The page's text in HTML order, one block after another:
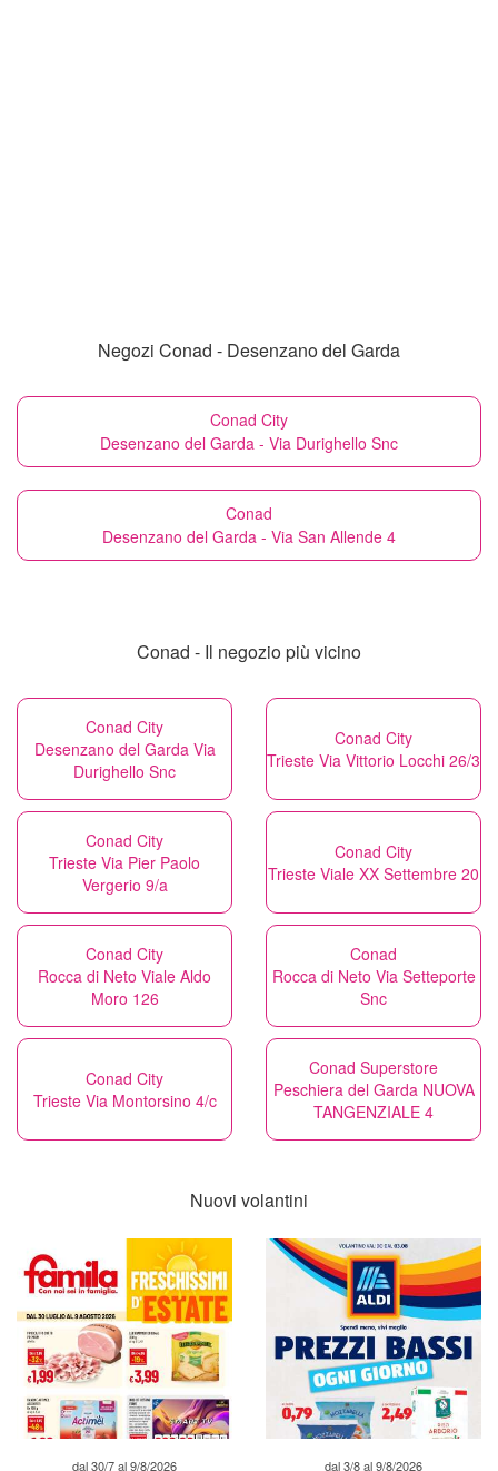
Negozi Conad - Desenzano del Garda
Conad City
Desenzano del Garda - Via Durighello Snc
Conad
Desenzano del Garda - Via San Allende 4
Conad - Il negozio più vicino
Conad City
Desenzano del Garda Via
Durighello Snc
Conad City
Trieste Via Vittorio Locchi 26/3
Conad City
Trieste Via Pier Paolo
Vergerio 9/a
Conad City
Trieste Viale XX Settembre 20
Conad City
Rocca di Neto Viale Aldo
Moro 126
Conad
Rocca di Neto Via Setteporte
Snc
Conad City
Trieste Via Montorsino 4/c
Conad Superstore
Peschiera del Garda NUOVA
TANGENZIALE 4
Nuovi volantini
dal 30/7 al 9/8/2026 dal 3/8 al 9/8/2026